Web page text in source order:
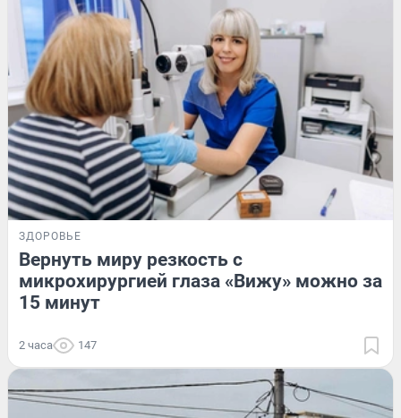
ЗДОРОВЬЕ
Вернуть миру резкость с
микрохирургией глаза «Вижу» можно за
15 минут
2 часа 147